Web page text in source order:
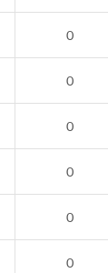
0
0
0
0
0
0